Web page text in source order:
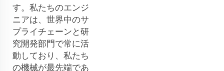
す。私たちのエンジ
ニアは、世界中のサ
プライチェーンと研
究開発部門で常に活
動しており、私たち
の機械が最先端であ